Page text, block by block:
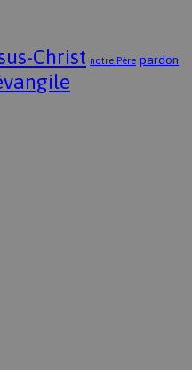
Christ notre Père pardon